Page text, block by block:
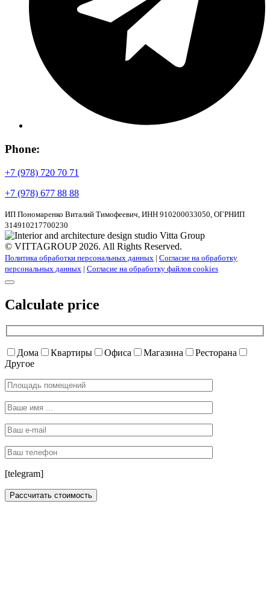
Phone:
+7 (978) 720 70 71
+7 (978) 677 88 88
ИП Пономаренко Виталий Тимофеевич, ИНН 910200033050, ОГРНИП
314910217700230
© VITTAGROUP 2026. All Rights Reserved.
Политика обработки персональных данных | Согласие на обработку
персональных данных | Согласие на обработку файлов cookies
Calculate price
Дома Квартиры Офиса Магазина
Ресторана
Другое
[telegram]